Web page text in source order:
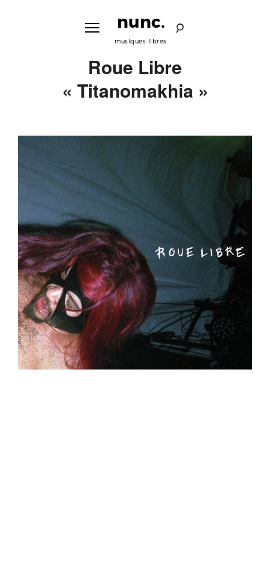
nunc.
musiques libres
Roue Libre
« Titanomakhia »